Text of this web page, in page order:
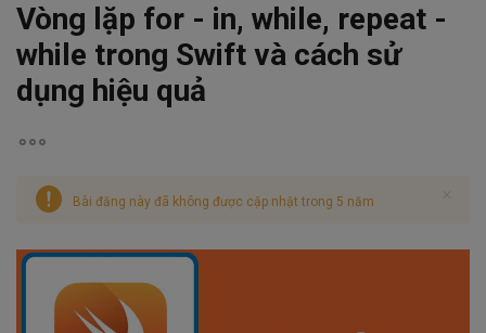
Vòng lặp for - in, while, repeat -
while trong Swift và cách sử
dụng hiệu quả
Bài đăng này đã không được cập nhật trong 5 năm